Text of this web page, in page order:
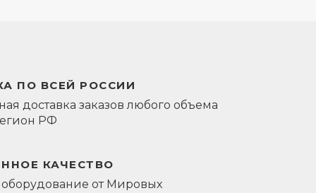
ПО ВСЕЙ РОССИИ
доставка заказов любого объема
РФ
КАЧЕСТВО
оборудование от Мировых